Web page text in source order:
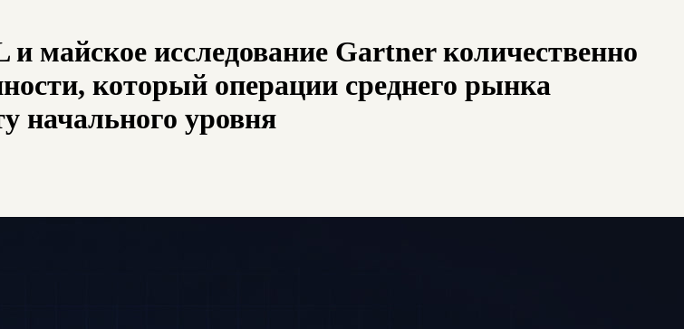
майское исследование Gartner количественно
который операции среднего рынка
начального уровня